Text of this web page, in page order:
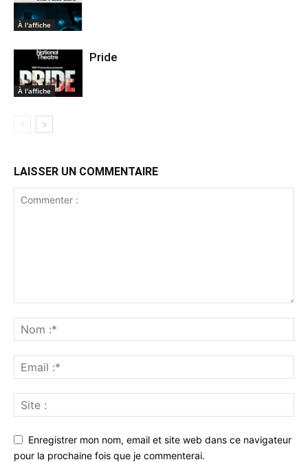
À l'affiche
À l'affiche
Pride
LAISSER UN COMMENTAIRE
Enregistrer mon nom, email et site web dans ce navigateur
pour la prochaine fois que je commenterai.